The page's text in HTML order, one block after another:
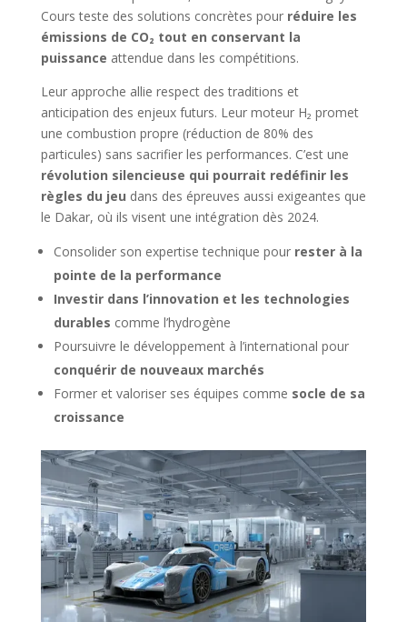
Cours teste des solutions concrètes pour réduire les
émissions de CO₂ tout en conservant la
puissance attendue dans les compétitions.
Leur approche allie respect des traditions et
anticipation des enjeux futurs. Leur moteur H₂ promet
une combustion propre (réduction de 80% des
particules) sans sacrifier les performances. C’est une
révolution silencieuse qui pourrait redéfinir les
règles du jeu dans des épreuves aussi exigeantes que
le Dakar, où ils visent une intégration dès 2024.
Consolider son expertise technique pour rester à la
pointe de la performance
Investir dans l’innovation et les technologies
durables comme l’hydrogène
Poursuivre le développement à l’international pour
conquérir de nouveaux marchés
Former et valoriser ses équipes comme socle de sa
croissance